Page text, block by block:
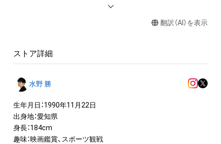
ロゴ等を含みますがこれらに限られません。)にかかる知的財産
出願する権利を含みます。)を意味します。)は、本アイテムの著
けている者によって保護されています。そのため、本アイテム
を保有していたとしても、本アイテムに関する創作物にかかる
知的財産権を有することを意味しません。
・本アイテムの著作権を有する方、著作隣接権の権利者またはそ
の管理委託を受けている者からの事前の同意なしに、上記の「本
アイテムの保有者が有する権利」の範囲を超えた行為、知的財産
翻訳（AI）を表示
ストア詳細
水野 勝
生年月日：1990年11月22日
出身地：愛知県
身長：184cm
趣味：映画鑑賞、スポーツ観戦